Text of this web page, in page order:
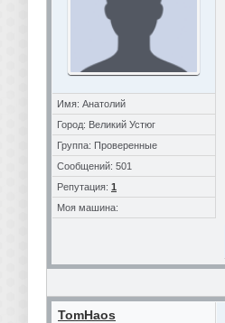
Имя: Анатолий
Город: Великий Устюг
Группа: Проверенные
Сообщений: 501
Репутация: 1
Моя машина:
TomHaos